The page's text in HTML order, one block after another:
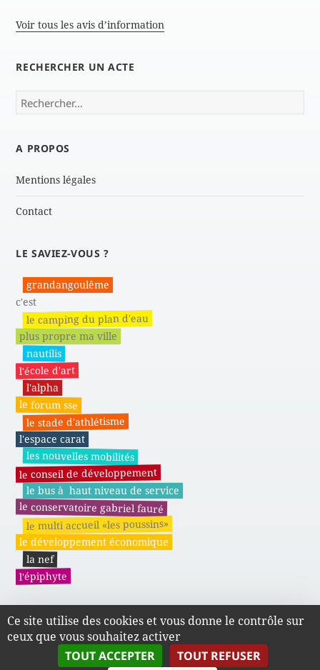
Voir tous les avis d’information
RECHERCHER UN ACTE
Rechercher :
A PROPOS
Mentions légales
Contact
LE SAVIEZ-VOUS ?
grandangoulême
c'est
le camping du plan d'eau
plus propre ma ville
nautilis
l'école d'art
l'alpha
le forum sse
le stade d'athlétisme
l'espace carat
les nouvelles mobilités
le conseil de développement
le bus à haut niveau de service
le conservatoire gabriel fauré
le multi accueil «les poussins»
le développement économique
la nef
l'épiphyte
Actes administratifs du SMAPE
Ce site utilise des cookies et vous donne le contrôle sur
ceux que vous souhaitez activer
TOUT ACCEPTER
TOUT REFUSER